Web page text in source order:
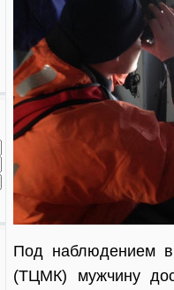
Под наблюдением
(ТЦМК) мужчину